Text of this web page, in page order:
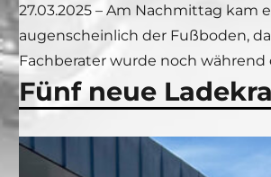
27.03.2025 – Am Nachmittag
augenscheinlich der Fußboden,
Fachberater wurde noch während
Fünf neue